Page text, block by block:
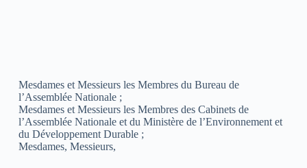
Mesdames et Messieurs les Membres du Bureau de
l’Assemblée Nationale ;
Mesdames et Messieurs les Membres des Cabinets de
l’Assemblée Nationale et du Ministère de l’Environnement et
du Développement Durable ;
Mesdames, Messieurs,